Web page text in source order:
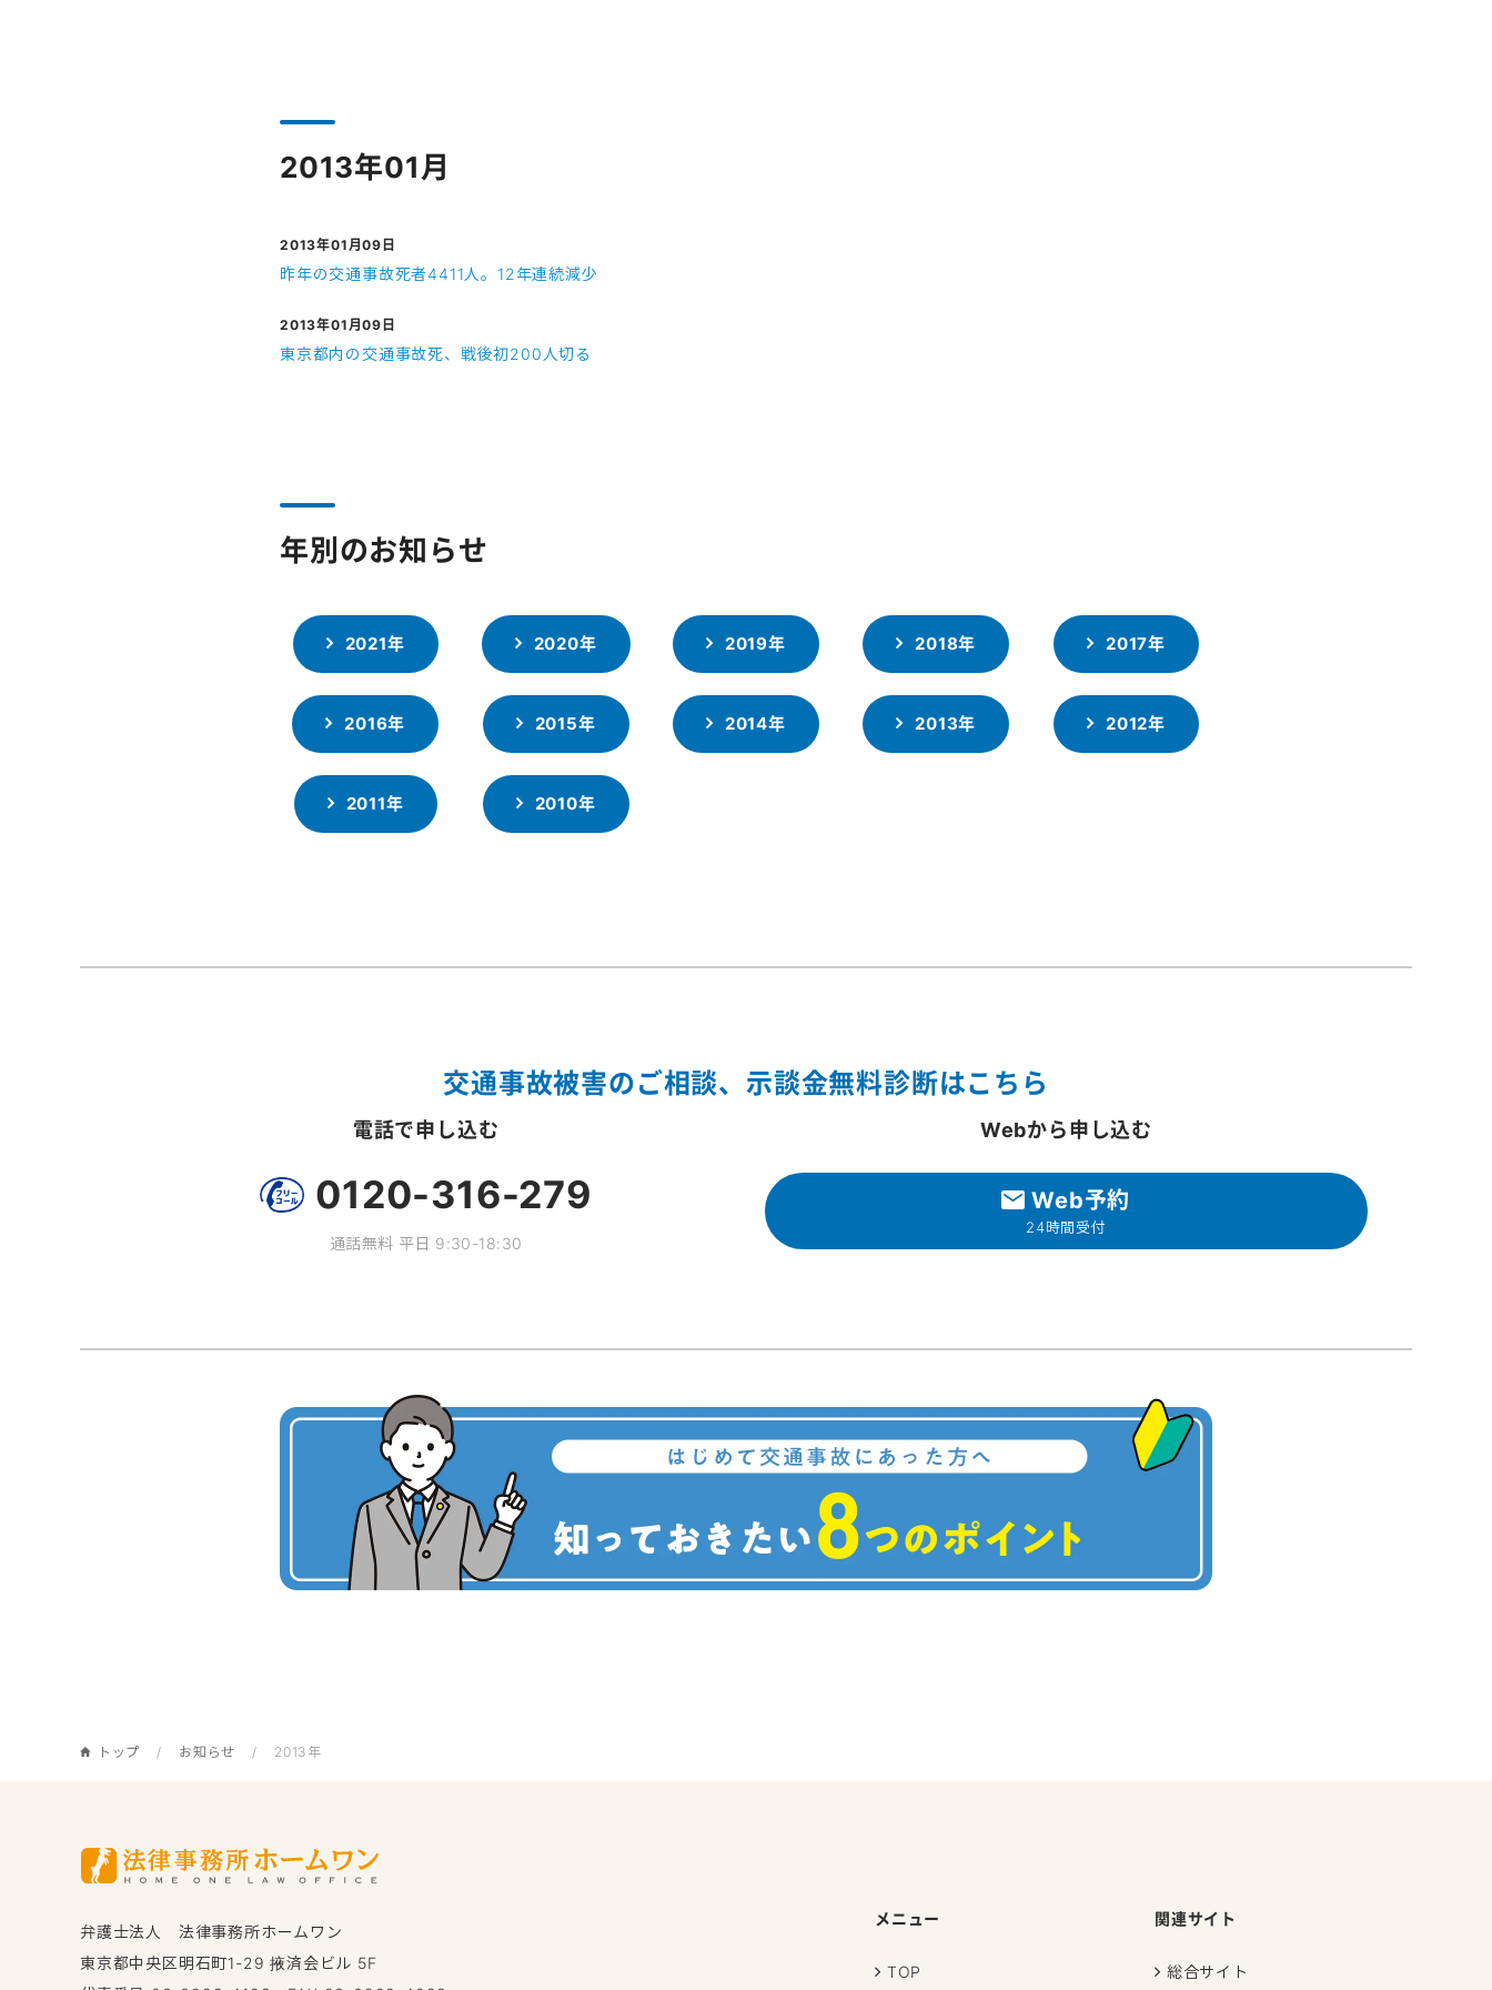
2013年01月
2013年01月09日
昨年の交通事故死者4411人。12年連続減少
2013年01月09日
東京都内の交通事故死、戦後初200人切る
年別のお知らせ
2021年 2020年 2019年 2018年 2017年
2016年 2015年 2014年 2013年 2012年
2011年 2010年
交通事故被害のご相談、示談金無料診断はこちら
電話で申し込む
0120-316-279
通話無料 平日 9:30-18:30
Webから申し込む
Web予約
24時間受付
トップ お知らせ 2013年
弁護士法人 法律事務所ホームワン
東京都中央区明石町1-29 掖済会ビル 5F
メニュー
TOP
関連サイト
総合サイト